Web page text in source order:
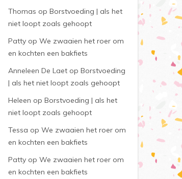
Thomas opBorstvoeding | als het
niet loopt zoals gehoopt
Patty opWe zwaaien het roer om
en kochten een bakfiets
Anneleen De Laet opBorstvoeding
| als het niet loopt zoals gehoopt
Heleen opBorstvoeding | als het
niet loopt zoals gehoopt
Tessa opWe zwaaien het roer om
en kochten een bakfiets
Patty opWe zwaaien het roer om
en kochten een bakfiets